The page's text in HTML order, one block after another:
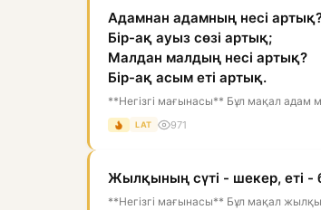
Адамнан адамның несі
Бір-ақ ауыз сөзі артық;
Малдан малдың несі артық?
Бір-ақ асым еті артық.
**Негізгі мағынасы** Бұл мақал адам
LAT 971
Жылқының сүті - шекер, еті -
**Негізгі мағынасы** Бұл мақал